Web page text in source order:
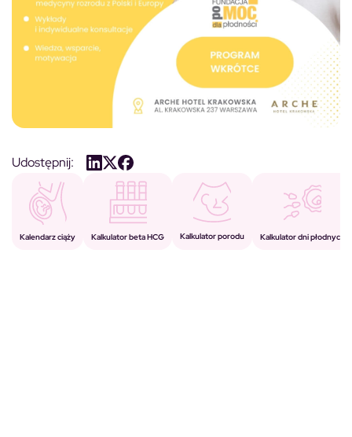
Udostępnij:
Kalendarz ciąży Kalkulator beta HCG Kalkulator porodu Kalkulator dni płodnych